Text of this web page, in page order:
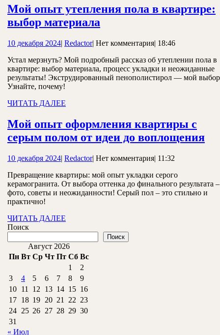
Мой опыт утепления пола в квартире:
выбор материала
утепления
пола
в
10 декабря 202410
2024
| RedactorRedactor
| Нет комментария| 18:46
Устал мерзнуть? Мой подробный рассказ об утеплении пола в
квартире: выбор материала, процесс укладки и неожиданные
результаты! Экструдированный пенополистирол — мой
Узнайте, почему!
ЧИТАТЬ ДАЛЕЕ
Мой опыт оформления квартиры с
серым полом от идеи до воплощения
с
10 декабря 202410
2024
| RedactorRedactor
| Нет комментария| 11:32
Превращение квартиры: мой опыт укладки серого
керамогранита. От выбора оттенка до финального результата –
фото, советы и неожиданности! Серый пол – это стильно и
практично!
ЧИТАТЬ ДАЛЕЕ
Поиск
Поиск
Август 2026
Пн Вт Ср Чт Пт Сб Вс
1
2
3
4 5 6 7 8
9
10 11 12 13 14 15 16
17 18 19 20 21 22 23
24 25 26 27 28 29 30
31
« Июл